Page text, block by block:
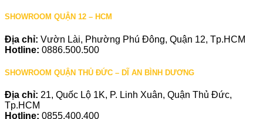
SHOWROOM QUẬN 12 – HCM
Địa chỉ: Vườn Lài, Phường Phú Đông, Quận 12, Tp.HCM
Hotline: 0886.500.500
SHOWROOM QUẬN THỦ ĐỨC – DĨ AN BÌNH DƯƠNG
Địa chỉ: 21, Quốc Lộ 1K, P. Linh Xuân, Quận Thủ Đức,
Tp.HCM
Hotline: 0855.400.400